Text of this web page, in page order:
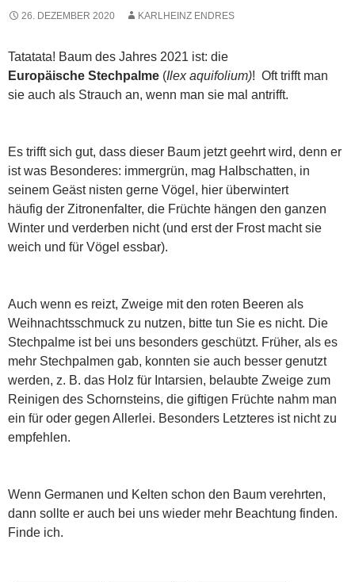
26. DEZEMBER 2020 KARLHEINZ ENDRES
Tatatata! Baum des Jahres 2021 ist: die
Europäische Stechpalme (Ilex aquifolium)! Oft trifft man
sie auch als Strauch an, wenn man sie mal antrifft.
Es trifft sich gut, dass dieser Baum jetzt geehrt wird, denn er
ist was Besonderes: immergrün, mag Halbschatten, in
seinem Geäst nisten gerne Vögel, hier überwintert
häufig der Zitronenfalter, die Früchte hängen den ganzen
Winter und verderben nicht (und erst der Frost macht sie
weich und für Vögel essbar).
Auch wenn es reizt, Zweige mit den roten Beeren als
Weihnachtsschmuck zu nutzen, bitte tun Sie es nicht. Die
Stechpalme ist bei uns besonders geschützt. Früher, als es
mehr Stechpalmen gab, konnten sie auch besser genutzt
werden, z. B. das Holz für Intarsien, belaubte Zweige zum
Reinigen des Schornsteins, die giftigen Früchte nahm man
ein für oder gegen Allerlei. Besonders Letzteres ist nicht zu
empfehlen.
Wenn Germanen und Kelten schon den Baum verehrten,
dann sollte er auch bei uns wieder mehr Beachtung finden.
Finde ich.